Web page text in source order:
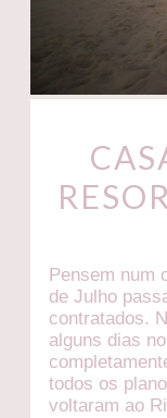
Pensem num
de Julho
contratados.
alguns dias
todos os
voltaram ao